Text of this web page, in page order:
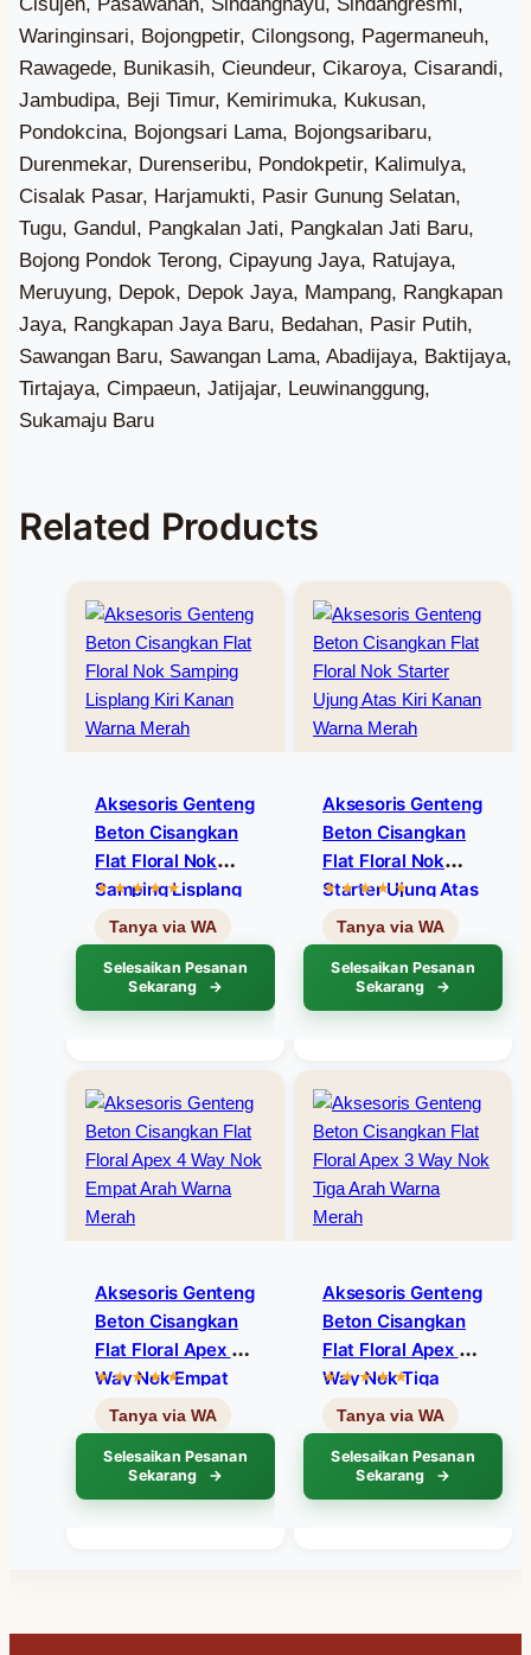
Related Products
Aksesoris Genteng
Beton Cisangkan
Flat Floral Nok
Samping Lisplang
Kiri Kanan Warna
Merah
Selesaikan Pesanan
Sekarang
Aksesoris Genteng
Beton Cisangkan
Flat Floral Nok
Starter Ujung Atas
Kiri Kanan Warna
Merah
Selesaikan Pesanan
Sekarang
Aksesoris Genteng
Beton Cisangkan
Flat Floral Apex 4
Way Nok Empat
Arah Warna Merah
Selesaikan Pesanan
Sekarang
Aksesoris Genteng
Beton Cisangkan
Flat Floral Apex 3
Way Nok Tiga
Arah Warna Merah
Selesaikan Pesanan
Sekarang